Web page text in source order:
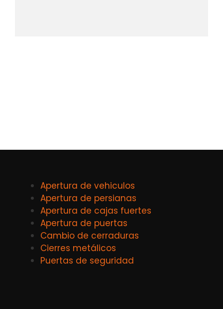
Apertura de vehiculos
Apertura de persianas
Apertura de cajas fuertes
Apertura de puertas
Cambio de cerraduras
Cierres metálicos
Puertas de seguridad